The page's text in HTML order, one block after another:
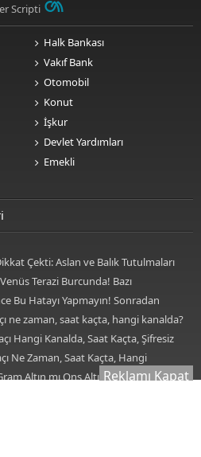
Scripti
Halk Bankası
Vakıf Bank
Otomobil
Konut
İşkur
Devlet Yardımları
Emekli
Çekti: Aslan ve Balık Tutulmaları
Terazi Burcunda! Bazı
Bu Hatayı Yapmayın! Sonradan
ne zaman, saat kaçta, hangi kanalda?
mı? Hradec Kralove-Beşiktaş maçı
Hangi Kanalda, Saat Kaçta, Şifresiz
Muhtemel 11'ler... Hradec Kralove-
Ne Zaman, Saat Kaçta, Hangi
İzleAltın mı Ons Altın mı Tercih
Reklamı Kapat